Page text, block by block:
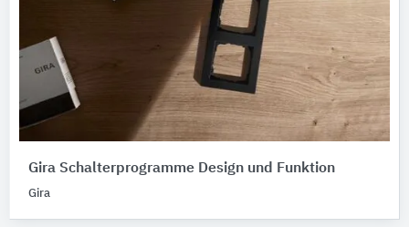
Gira Schalterprogramme Design und Funktion
Gira